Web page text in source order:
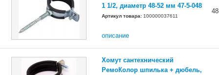
1 1/2, диаметр 48-52 мм 47-5-048
Артикул товара: 100000037611
описание
Хомут сантехнический
РемоКолор шпилька + дюбель,